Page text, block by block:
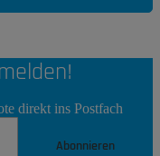
direkt ins Postfach
Abonnieren